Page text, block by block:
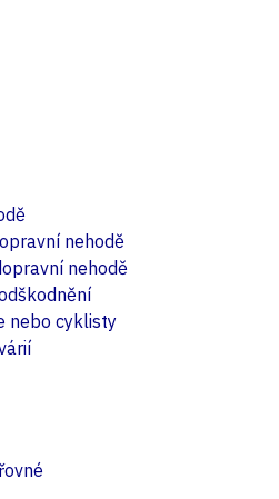
nehodě
nehodě
nebo cyklisty